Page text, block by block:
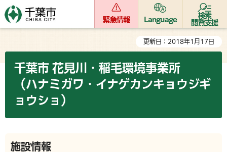
緊急情報 Language
検索
閲覧支援
更新日：2018年1月17日
千葉市 花見川・稲毛環境事業所
（ハナミガワ・イナゲカンキョウジギ
ョウショ）
施設情報